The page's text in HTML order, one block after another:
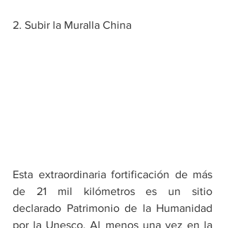
2. Subir la Muralla China
Esta extraordinaria fortificación de más
de 21 mil kilómetros es un sitio
declarado Patrimonio de la Humanidad
por la Unesco. Al menos una vez en la